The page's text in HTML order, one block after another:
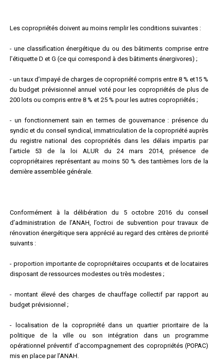
Les copropriétés doivent au moins remplir les conditions suivantes :
- une classification énergétique du ou des bâtiments comprise entre
l’étiquette D et G (ce qui correspond à des bâtiments énergivores) ;
- un taux d’impayé de charges de copropriété compris entre 8 % et15 %
du budget prévisionnel annuel voté pour les copropriétés de plus de
200 lots ou compris entre 8 % et 25 % pour les autres copropriétés ;
- un fonctionnement sain en termes de gouvernance : présence du
syndic et du conseil syndical, immatriculation de la copropriété auprès
du registre national des copropriétés dans les délais impartis par
l’article 53 de la loi ALUR du 24 mars 2014, présence de
copropriétaires représentant au moins 50 % des tantièmes lors de la
dernière assemblée générale.
Conformément à la délibération du 5 octobre 2016 du conseil
d’administration de l’ANAH, l’octroi de subvention pour travaux de
rénovation énergétique sera apprécié au regard des critères de priorité
suivants :
- proportion importante de copropriétaires occupants et de locataires
disposant de ressources modestes ou très modestes ;
- montant élevé des charges de chauffage collectif par rapport au
budget prévisionnel ;
- localisation de la copropriété dans un quartier prioritaire de la
politique de la ville ou son intégration dans un programme
opérationnel préventif d’accompagnement des copropriétés (POPAC)
mis en place par l’ANAH.